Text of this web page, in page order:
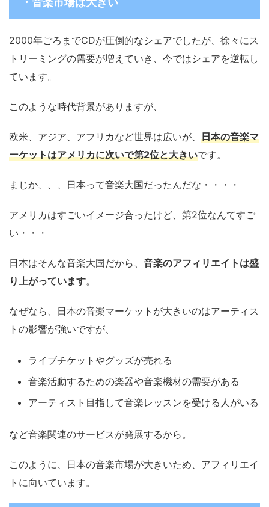
2000年ごろまでCDが圧倒的なシェアでしたが、徐々にス
トリーミングの需要が増えていき、今ではシェアを逆転し
ています。
このような時代背景がありますが、
欧米、アジア、アフリカなど世界は広いが、 日本の音楽マ
ーケットはアメリカに次いで第2位と大きいです。
まじか、、、日本って音楽大国だったんだな・・・・
アメリカはすごいイメージ合ったけど、第2位なんてすご
い・・・
日本はそんな音楽大国だから、 音楽のアフィリエイトは盛
り上がっています。
なぜなら、日本の音楽マーケットが大きいのはアーティス
トの影響が強いですが、
ライブチケットやグッズが売れる
音楽活動するための楽器や音楽機材の需要がある
アーティスト目指して音楽レッスンを受ける人がいる
など音楽関連のサービスが発展するから。
このように、日本の音楽市場が大きいため、アフィリエイ
トに向いています。